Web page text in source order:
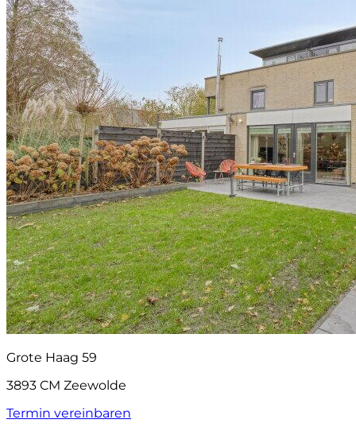
Grote Haag 59
3893 CM Zeewolde
Termin vereinbaren